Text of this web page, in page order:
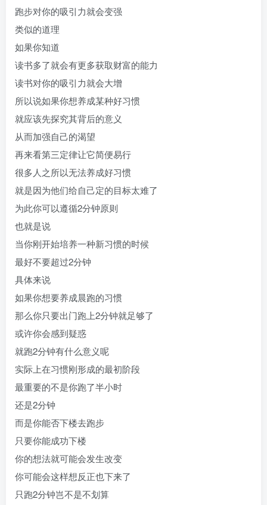
跑步对你的吸引力就会变强
类似的道理
如果你知道
读书多了就会有更多获取财富的能力
读书对你的吸引力就会大增
所以说如果你想养成某种好习惯
就应该先探究其背后的意义
从而加强自己的渴望
再来看第三定律让它简便易行
很多人之所以无法养成好习惯
就是因为他们给自己定的目标太难了
为此你可以遵循2分钟原则
也就是说
当你刚开始培养一种新习惯的时候
最好不要超过2分钟
具体来说
如果你想要养成晨跑的习惯
那么你只要出门跑上2分钟就足够了
或许你会感到疑惑
就跑2分钟有什么意义呢
实际上在习惯刚形成的最初阶段
最重要的不是你跑了半小时
还是2分钟
而是你能否下楼去跑步
只要你能成功下楼
你的想法就可能会发生改变
你可能会这样想反正也下来了
只跑2分钟岂不是不划算